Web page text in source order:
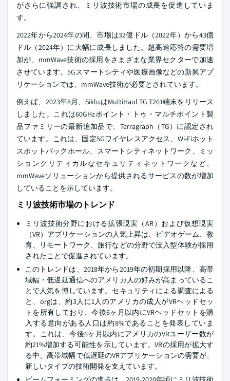
がさらに強調され、ミリ波技術市場の成長を促進していま
す。
2022年から2024年の間、市場は32億ドル（2022年）から43億
ドル（2024年）に大幅に成長しました。超高速応答の需要増
加が、mmWave技術の採用をさまざまな業界セクターで加速
させています。5Gスマートシティや医療画像などの新興アプ
リケーションでは、mmWave技術が必要とされています。
例えば、2023年8月、SikluはMultiHaul TG T261端末をリリース
しました。これは60GHzポイント・トゥ・マルチポイント製
品ファミリーの最新追加品で、Terragraph（TG）に認定され
ています。これは、固定5Gワイヤレスアクセス、Wi-Fiホット
スポットバックホール、スマートシティネットワーク、ミッ
ションクリティカルなセキュリティネットワークなど、
mmWaveソリューションから提供されるサービスの数が増加
していることを示しています。
ミリ波技術市場のトレンド
ミリ波技術分野における拡張現実（AR）および仮想現実
（VR）アプリケーションの人気上昇は、ビデオゲーム、教
育、リモートワーク、旅行などの分野で没入型体験が採用
されたことで促進されています。
このトレンドは、2018年から2019年の初期採用以降、高帯
域幅・低遅延通信へのアメリカ人の好みが高まっているこ
とで人気を博しています。セキュリティによる調査による
と、orgは、約3人に1人のアメリカの成人がVRヘッドセッ
トを所有しており、今後6ヶ月以内にVRヘッドセットを購
入する意向がある人口は約8%であることを発表していま
す。これは、今後6ヶ月以内にアメリカのVRユーザー数が
約21%増加する可能性を示しています。VRの採用が拡大す
る中、高帯域幅で低遅延のVRアプリケーションの需要が、
新しいタイプの技術開発を支えています。